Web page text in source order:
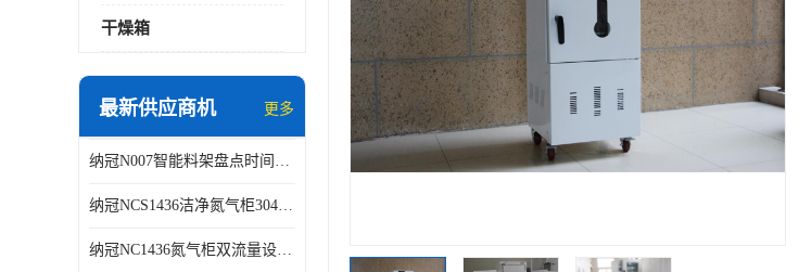
干燥箱
最新供应商机 更多
纳冠N007智能料架盘点时间可从2天减少到约2个小时
纳冠NCS1436洁净氮气柜304不锈钢洁净车间用
纳冠NC1436氮气柜双流量设计节约氮气